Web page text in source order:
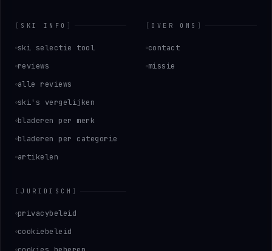
[ SKI INFO ]
ski selectie tool
reviews
alle reviews
ski's vergelijken
bladeren per merk
bladeren per categorie
artikelen
[ OVER ONS ]
contact
missie
[JURIDISCH ]
privacybeleid
cookiebeleid